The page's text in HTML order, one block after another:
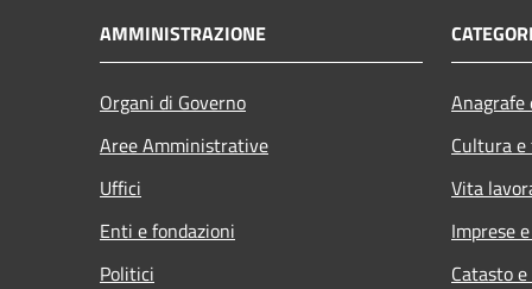
AMMINISTRAZIONE
Organi di Governo
Aree Amministrative
Uffici
Enti e fondazioni
Politici
Cultura
Vita
Imprese
Catasto